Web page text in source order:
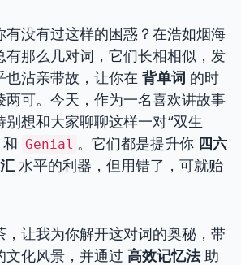
有没有过这样的困惑？在浩如烟海
有那么几对词，它们长相相似，发
也沾亲带故，让你在 背单词 的时
两可。今天，作为一名喜欢讲故事
别想和大家聊聊这样一对“双生
和 Genial 。它们都是提升你 四六
水平的利器，但用错了，可就贻
，让我为你解开这对词的奥秘，带
文化风景，并通过 高效记忆法助